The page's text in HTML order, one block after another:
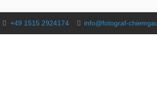
+49 1515 2924174 info@fotograf-